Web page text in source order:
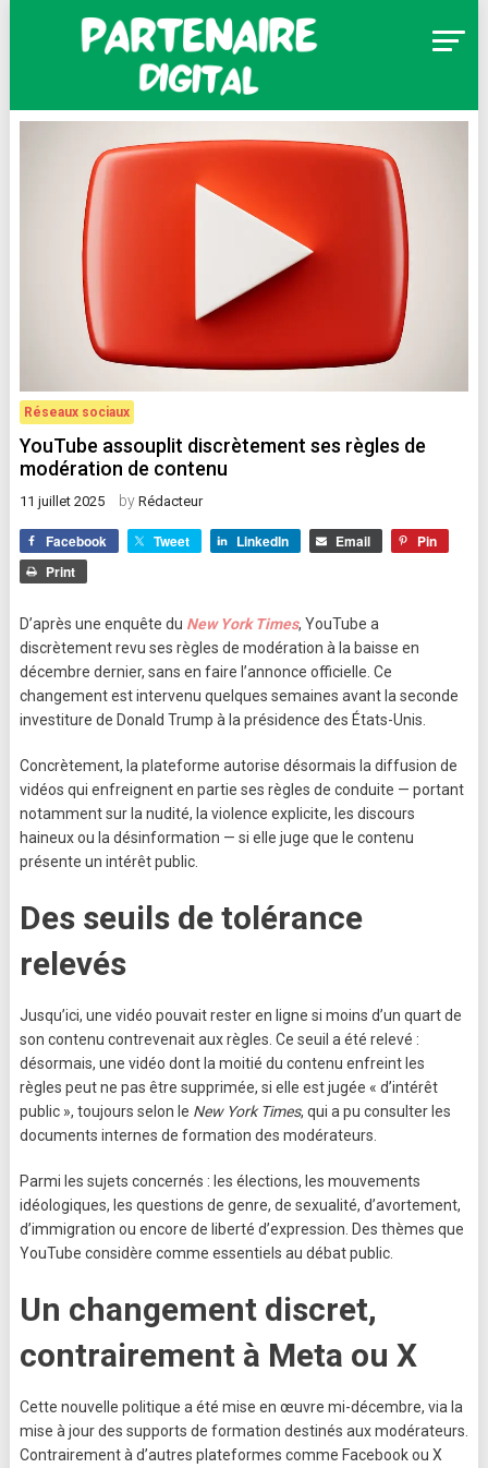
Partenaire Digital
Réseaux sociaux
YouTube assouplit discrètement ses règles de
modération de contenu
11 juillet 2025 by Rédacteur
Facebook Tweet LinkedIn Email
Pin
Print
D’après une enquête du New York Times, YouTube a
discrètement revu ses règles de modération à la baisse en
décembre dernier, sans en faire l’annonce officielle. Ce
changement est intervenu quelques semaines avant la seconde
investiture de Donald Trump à la présidence des États-Unis.
Concrètement, la plateforme autorise désormais la diffusion de
vidéos qui enfreignent en partie ses règles de conduite — portant
notamment sur la nudité, la violence explicite, les discours
haineux ou la désinformation — si elle juge que le contenu
présente un intérêt public.
Des seuils de tolérance
relevés
Jusqu’ici, une vidéo pouvait rester en ligne si moins d’un quart de
son contenu contrevenait aux règles. Ce seuil a été relevé :
désormais, une vidéo dont la moitié du contenu enfreint les
règles peut ne pas être supprimée, si elle est jugée « d’intérêt
public », toujours selon le New York Times, qui a pu consulter les
documents internes de formation des modérateurs.
Parmi les sujets concernés : les élections, les mouvements
idéologiques, les questions de genre, de sexualité, d’avortement,
d’immigration ou encore de liberté d’expression. Des thèmes que
YouTube considère comme essentiels au débat public.
Un changement discret,
contrairement à Meta ou X
Cette nouvelle politique a été mise en œuvre mi-décembre, via la
mise à jour des supports de formation destinés aux modérateurs.
Contrairement à d’autres plateformes comme Facebook ou X